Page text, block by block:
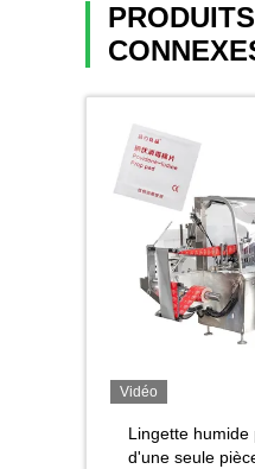
PRODUITS
Vidéo
Lingette humide
d'une seule